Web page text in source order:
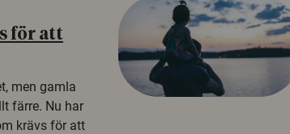
för att
men gamla
färre. Nu har
krävs för att